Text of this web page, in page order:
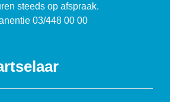
steeds op afspraak.
03/448 00 00